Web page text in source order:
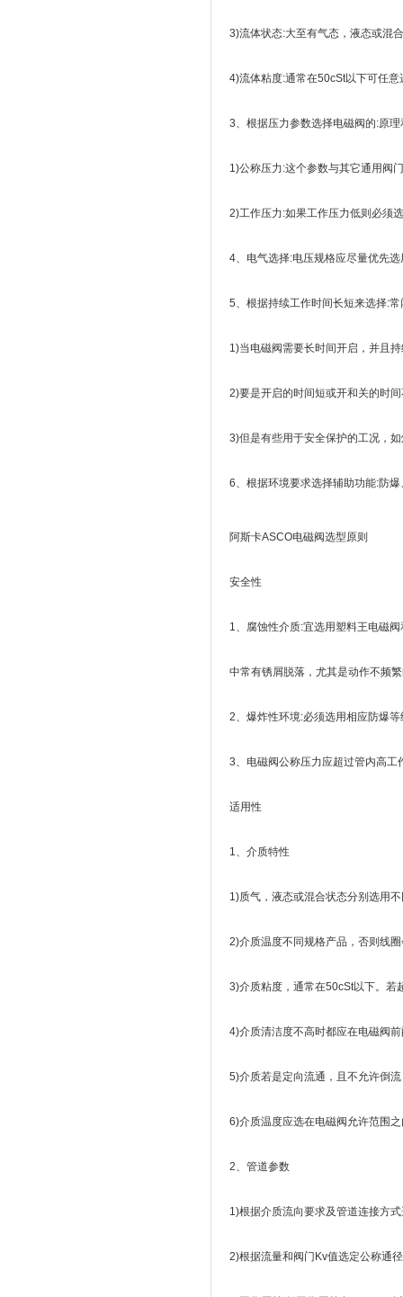
3)流体状态:大至有气态，液态或混
4)流体粘度:通常在50cSt以下可任
3、根据压力参数选择电磁阀的:原
1)公称压力:这个参数与其它通用阀
2)工作压力:如果工作压力低则必须
4、电气选择:电压规格应尽量优先
5、根据持续工作时间长短来选择:
1)当电磁阀需要长时间开启，并且
2)要是开启的时间短或开和关的时
3)但是有些用于安全保护的工况，
6、根据环境要求选择辅助功能:防
阿斯卡ASCO电磁阀选型原则
安全性
1、腐蚀性介质:宜选用塑料王电磁
中常有锈屑脱落，尤其是动作不频
2、爆炸性环境:必须选用相应防爆
3、电磁阀公称压力应超过管内高工
适用性
1、介质特性
1)质气，液态或混合状态分别选用
2)介质温度不同规格产品，否则线
3)介质粘度，通常在50cSt以下。若
4)介质清洁度不高时都应在电磁阀
5)介质若是定向流通，且不允许倒
6)介质温度应选在电磁阀允许范围
2、管道参数
1)根据介质流向要求及管道连接方
2)根据流量和阀门Kv值选定公称通